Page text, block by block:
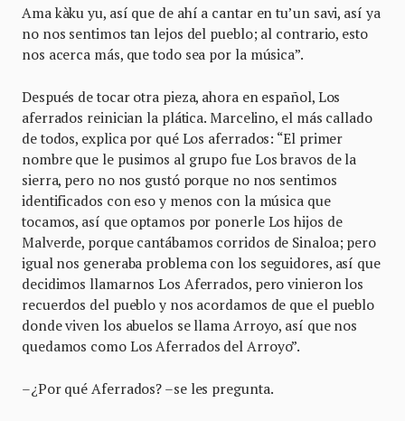
Ama kàku yu, así que de ahí a cantar en tu’un savi, así ya
no nos sentimos tan lejos del pueblo; al contrario, esto
nos acerca más, que todo sea por la música”.
Después de tocar otra pieza, ahora en español, Los
aferrados reinician la plática. Marcelino, el más callado
de todos, explica por qué Los aferrados: “El primer
nombre que le pusimos al grupo fue Los bravos de la
sierra, pero no nos gustó porque no nos sentimos
identificados con eso y menos con la música que
tocamos, así que optamos por ponerle Los hijos de
Malverde, porque cantábamos corridos de Sinaloa; pero
igual nos generaba problema con los seguidores, así que
decidimos llamarnos Los Aferrados, pero vinieron los
recuerdos del pueblo y nos acordamos de que el pueblo
donde viven los abuelos se llama Arroyo, así que nos
quedamos como Los Aferrados del Arroyo”.
–¿Por qué Aferrados? –se les pregunta.